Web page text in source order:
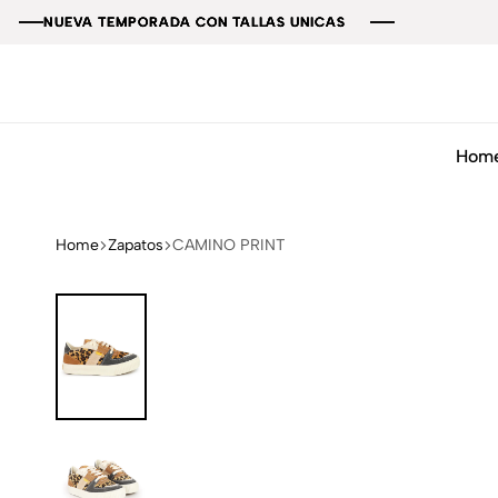
CON TALLAS UNICAS
CON TALLAS UNICAS
CON TALLAS UNICAS
CON TALLAS UNICAS
Home Zapatos CAMINO PRINT